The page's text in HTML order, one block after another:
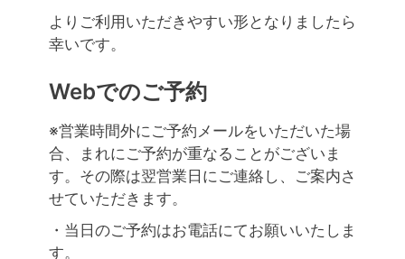
よりご利用いただきやすい形となりましたら
幸いです。
Webでのご予約
※営業時間外にご予約メールをいただいた場
合、まれにご予約が重なることがございま
す。その際は翌営業日にご連絡し、ご案内さ
せていただきます。
・当日のご予約はお電話にてお願いいたしま
す。